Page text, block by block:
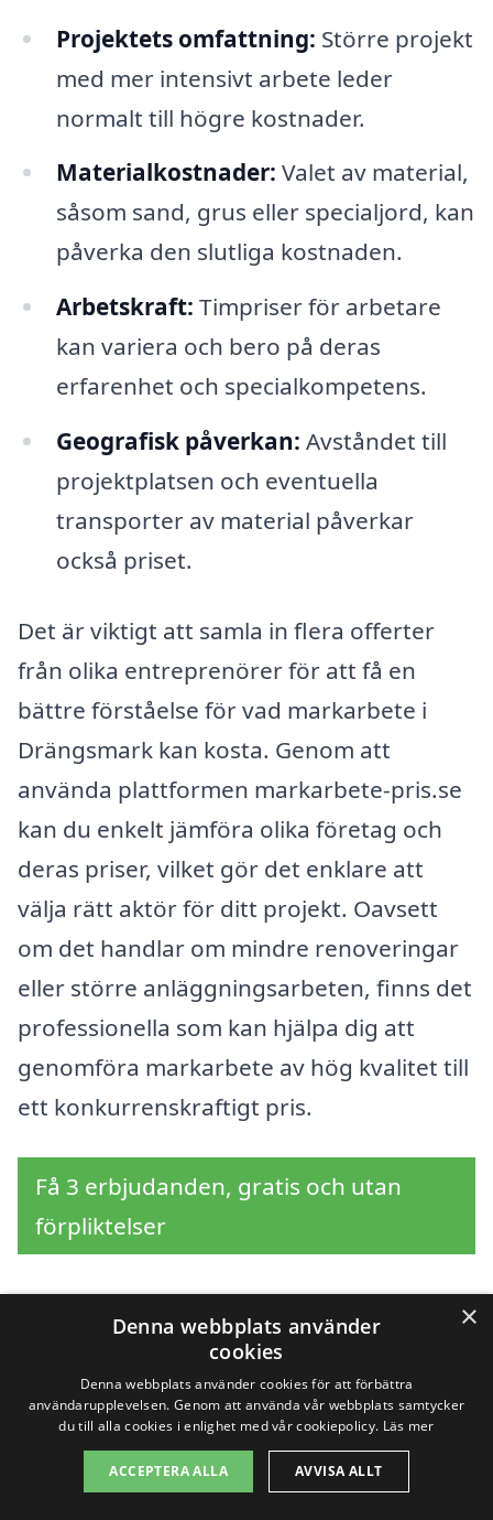
Projektets omfattning: Större projekt
med mer intensivt arbete leder
normalt till högre kostnader.
Materialkostnader: Valet av material,
såsom sand, grus eller specialjord, kan
påverka den slutliga kostnaden.
Arbetskraft: Timpriser för arbetare
kan variera och bero på deras
erfarenhet och specialkompetens.
Geografisk påverkan: Avståndet till
projektplatsen och eventuella
transporter av material påverkar
också priset.
Det är viktigt att samla in flera offerter
från olika entreprenörer för att få en
bättre förståelse för vad markarbete i
Drängsmark kan kosta. Genom att
använda plattformen markarbete-pris.se
kan du enkelt jämföra olika företag och
deras priser, vilket gör det enklare att
välja rätt aktör för ditt projekt. Oavsett
om det handlar om mindre renoveringar
eller större anläggningsarbeten, finns det
professionella som kan hjälpa dig att
genomföra markarbete av hög kvalitet till
ett konkurrenskraftigt pris.
Få 3 erbjudanden, gratis och utan
förpliktelser
Sök efter en
professionell för
markarbete i andra
städer nära
×
Denna webbplats använder
cookies
Denna webbplats använder cookies för att förbättra
användarupplevelsen. Genom att använda vår webbplats samtycker
du till alla cookies i enlighet med vår cookiepolicy. Läs mer
ACCEPTERA ALLA AVVISA ALLT